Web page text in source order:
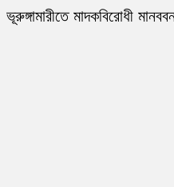
ভূরুঙ্গামারীতে মাদকবিরোধী